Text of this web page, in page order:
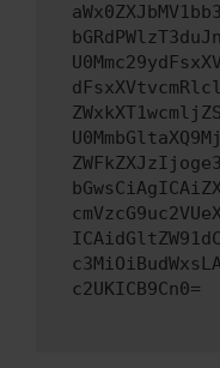
c2UKICB9Cn0=